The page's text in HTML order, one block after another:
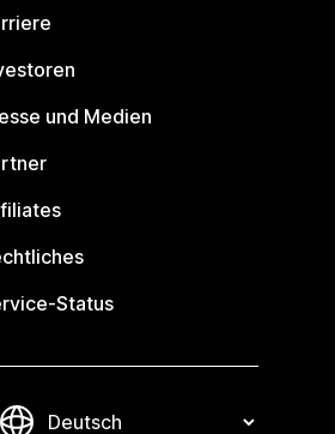
und Medien
Status